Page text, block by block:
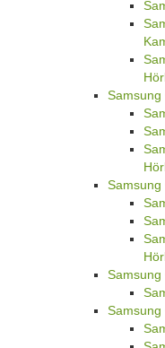
Samsung
Samsung
Samsung
Samsung